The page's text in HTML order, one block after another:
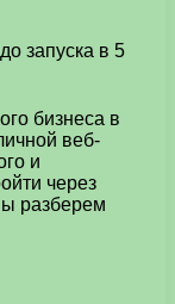
бизнеса в
веб-
и
через
разберем